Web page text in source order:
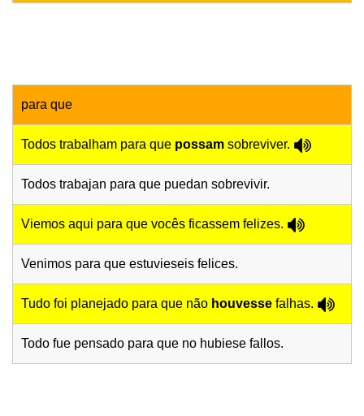
para que
Todos trabalham para que possam sobreviver.
Todos trabajan para que puedan sobrevivir.
Viemos aqui para que vocês ficassem felizes.
Venimos para que estuvieseis felices.
Tudo foi planejado para que não houvesse falhas.
Todo fue pensado para que no hubiese fallos.